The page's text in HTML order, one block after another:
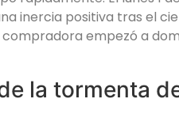
inercia positiva tras el
empezó a
la tormenta